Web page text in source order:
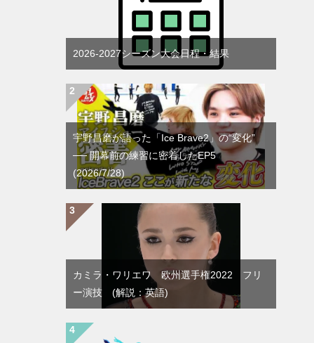
2026-2027シーズン大会日程・結果
宇野昌磨が語った「Ice Brave2」の“変化”
── 開幕前の練習に密着したEP5
(2026/7/28)
カミラ・ワリエワ 欧州選手権2022 フリ
ー演技 (解説：英語)